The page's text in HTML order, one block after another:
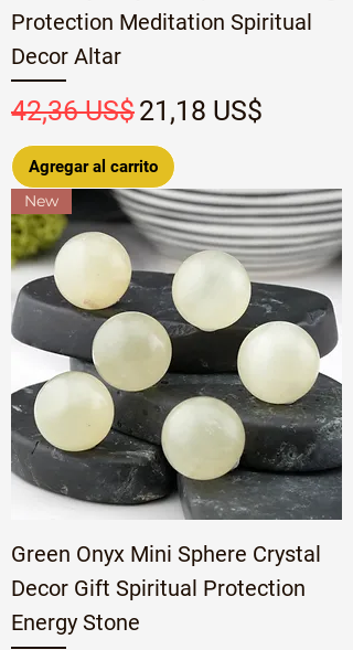
Protection Meditation Spiritual
Decor Altar
Precio
42,36 US$Precio de oferta
21,18 US$
Agregar al carrito
New
Green Onyx Mini Sphere Crystal
Decor Gift Spiritual Protection
Energy Stone